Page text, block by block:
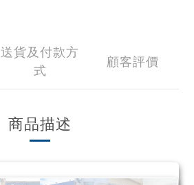
送貨及付款方
式
顧客評價
商品描述